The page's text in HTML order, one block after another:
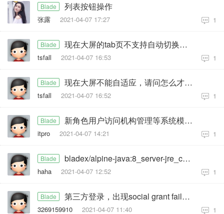
Blade 列表按钮操作
张露 2021-04-07 17:27 1
Blade 现在大屏的tab页不支持自动切换，请问怎么改成自动切换的？
tsfall 2021-04-07 16:53 1
Blade 现在大屏不能自适应，请问怎么才能改成自适应模式的？
tsfall 2021-04-07 16:52 1
Blade 新角色用户访问机构管理等系统模块返回401
itpro 2021-04-07 14:21 1
Blade bladex/alpine-java:8_server-jre_cn_unlimited 有何不一样？
haha 2021-04-07 12:52 1
Blade 第三方登录，出现social grant failure, auth response is not success是什么原因
3269159910 2021-04-07 11:40 1